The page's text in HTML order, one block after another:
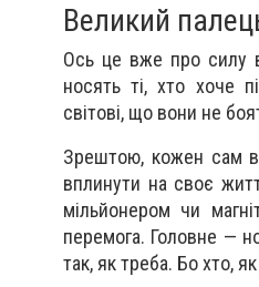
Великий
Ось це вже про силу
носять ті, хто хоче
світові, що вони не
Зрештою, кожен сам
вплинути на своє
мільйонером чи
перемога. Головне —
так, як треба. Бо хто,